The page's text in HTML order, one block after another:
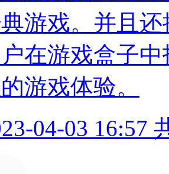
游戏。并且
在游戏盒子
游戏体验。
04-03 16:57